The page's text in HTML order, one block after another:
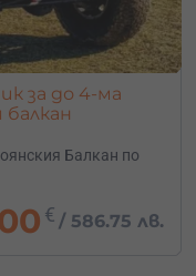
за до 4-ма
Балкан по
€ / 586.75 лв.